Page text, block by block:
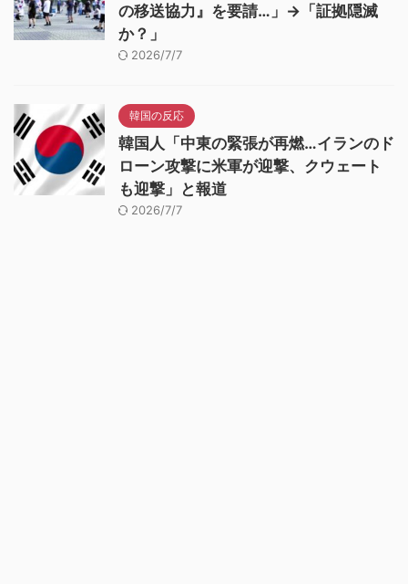
の移送協力』を要請…」→「証拠隠滅
か？」
2026/7/7
韓国の反応
韓国人「中東の緊張が再燃…イランのド
ローン攻撃に米軍が迎撃、クウェート
も迎撃」と報道
2026/7/7